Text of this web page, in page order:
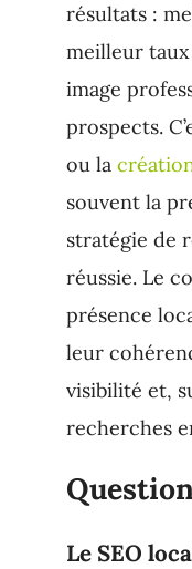
résultats :
meilleur
image
prospects.
ou la
souvent la
stratégie de
réussie. Le
présence
leur
visibilité et,
recherches
Le SEO